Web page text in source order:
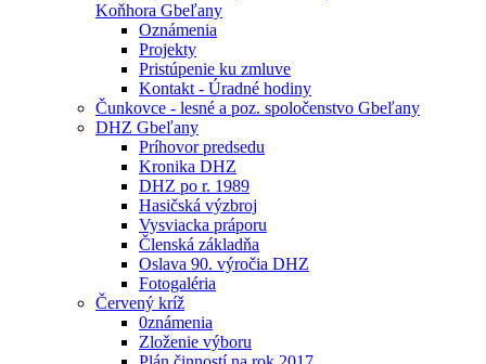
Koňhora Gbeľany
Oznámenia
Projekty
Pristúpenie ku zmluve
Kontakt - Úradné hodiny
Čunkovce - lesné a poz. spoločenstvo Gbeľany
DHZ Gbeľany
Príhovor predsedu
Kronika DHZ
DHZ po r. 1989
Hasičská výzbroj
Vysviacka práporu
Členská základňa
Oslava 90. výročia DHZ
Fotogaléria
Červený kríž
0známenia
Zloženie výboru